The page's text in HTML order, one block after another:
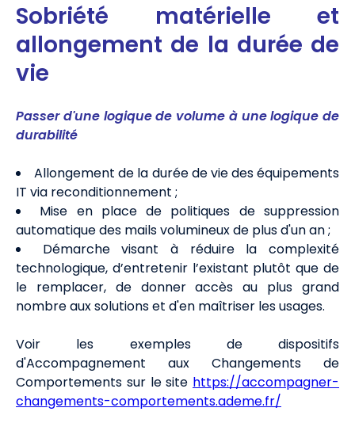
Sobriété matérielle et
allongement de la durée de
vie
Passer d'une logique de volume à une logique de
durabilité
Allongement de la durée de vie des équipements
IT via reconditionnement ;
Mise en place de politiques de suppression
automatique des mails volumineux de plus d'un an ;
Démarche visant à réduire la complexité
technologique, d’entretenir l’existant plutôt que de
le remplacer, de donner accès au plus grand
nombre aux solutions et d'en maîtriser les usages.
Voir les exemples de dispositifs
d'Accompagnement aux Changements de
Comportements sur le site https://accompagner-
changements-comportements.ademe.fr/